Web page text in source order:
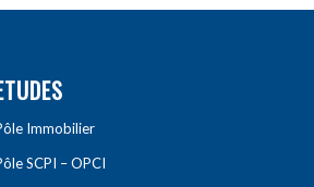
Immobilier
SCPI – OPCI